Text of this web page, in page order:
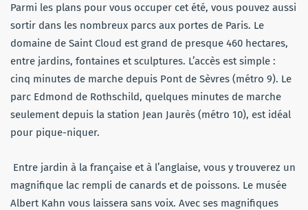
Parmi les plans pour vous occuper cet été, vous pouvez aussi
sortir dans les nombreux parcs aux portes de Paris. Le
domaine de Saint Cloud est grand de presque 460 hectares,
entre jardins, fontaines et sculptures. L’accès est simple :
cinq minutes de marche depuis Pont de Sèvres (métro 9). Le
parc Edmond de Rothschild, quelques minutes de marche
seulement depuis la station Jean Jaurès (métro 10), est idéal
pour pique-niquer.
Entre jardin à la française et à l’anglaise, vous y trouverez un
magnifique lac rempli de canards et de poissons. Le musée
Albert Kahn vous laissera sans voix. Avec ses magnifiques